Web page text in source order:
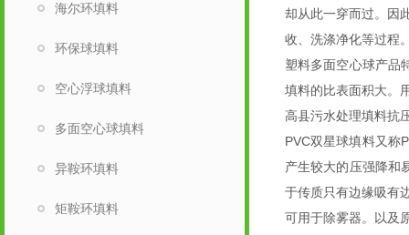
海尔环填料
环保球填料
空心浮球填料
多面空心球填料
异鞍环填料
矩鞍环填料
却从此一穿而过。因
收、洗涤净化等过程
塑料多面空心球产品
填料的比表面积大。
高县污水处理填料抗
PVC双星球填料又称
产生较大的压强降和
于传质只有边缘吸有
可用于除雾器。以及